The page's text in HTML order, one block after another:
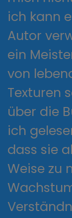
ich kann
Autor
ein
von
Texturen
über die
ich
dass sie
Weise zu